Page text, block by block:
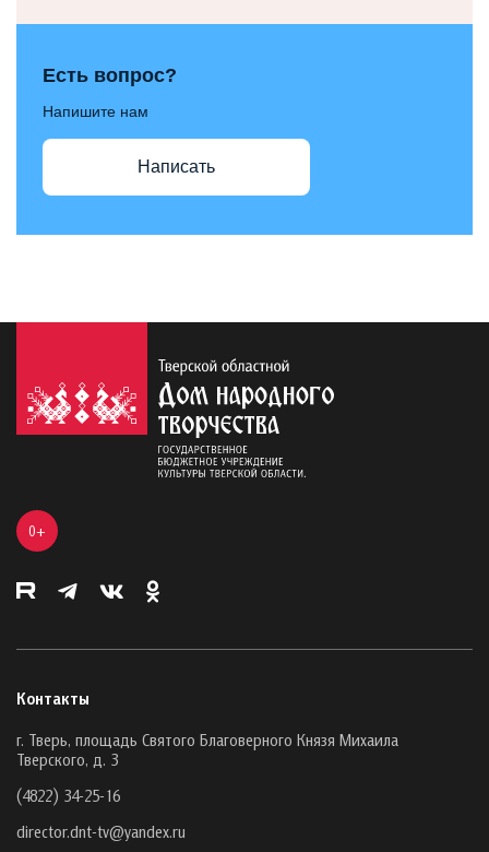
Есть вопрос?
Напишите нам
Написать
0+
Контакты
г. Тверь, площадь Святого Благоверного Князя Михаила
Тверского, д. 3
(4822) 34-25-16
director.dnt-tv@yandex.ru